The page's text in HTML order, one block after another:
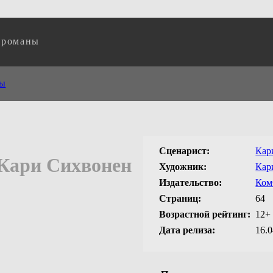
Сихвонен
Сценарист:
Художник:
Издательство:
Страниц:
64
Возрастной рейтинг: 12+
Дата релиза: